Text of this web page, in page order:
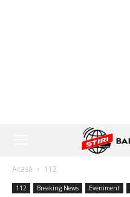
Acasă 112
112 Breaking News Eveniment